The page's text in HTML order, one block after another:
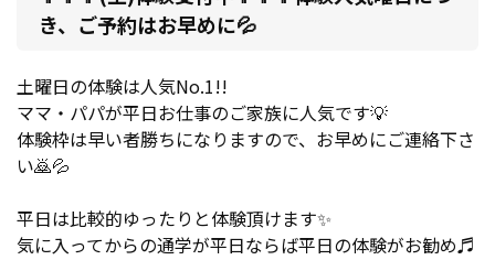
き、ご予約はお早めに💦
土曜日の体験は人気No.1!!
ママ・パパが平日お仕事のご家族に人気です💡
体験枠は早い者勝ちになりますので、お早めにご連絡下さ
い🙇💦
平日は比較的ゆったりと体験頂けます✨
気に入ってからの通学が平日ならば平日の体験がお勧め♬